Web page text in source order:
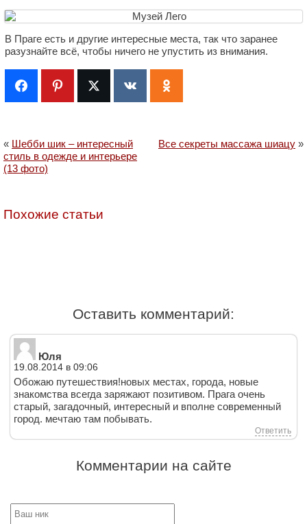
В Праге есть и другие интересные места, так что заранее
разузнайте всё, чтобы ничего не упустить из внимания.
« Шебби шик – интересный
стиль в одежде и интерьере
(13 фото)
Все секреты массажа шиацу »
Похожие статьи
Оставить комментарий:
Юля
19.08.2014 в 09:06
Обожаю путешествия!новых местах, города, новые
знакомства всегда заряжают позитивом. Прага очень
старый, загадочный, интересный и вполне современный
город. мечтаю там побывать.
Ответить
Комментарии на сайте